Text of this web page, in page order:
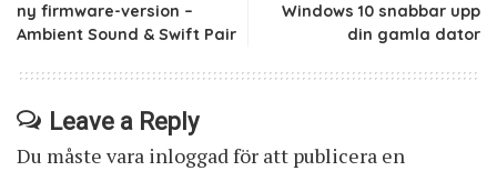
ny firmware-version –
Ambient Sound & Swift Pair
Windows 10 snabbar upp
din gamla dator
Leave a Reply
Du måste vara inloggadför att publicera en